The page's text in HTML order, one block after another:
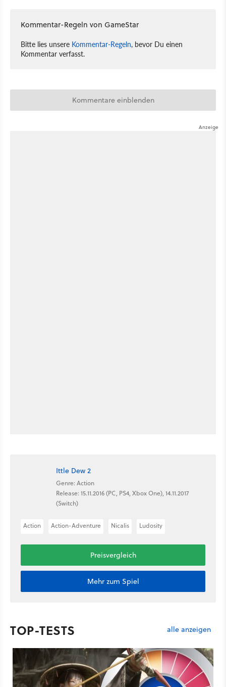
Kommentar-Regeln von GameStar
Bitte lies unsere Kommentar-Regeln, bevor Du einen
Kommentar verfasst.
Kommentare einblenden
Ittle Dew 2
Genre: Action
Release: 15.11.2016 (PC, PS4, Xbox One), 14.11.2017
(Switch)
Action Action-Adventure Nicalis Ludosity
Preisvergleich
Mehr zum Spiel
TOP-TESTS alle anzeigen